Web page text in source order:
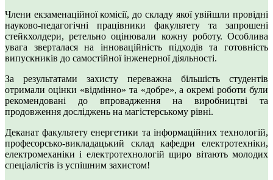
Члени екзаменаційної комісії, до складу якої увійшли провідні
науково-педагогічні працівники факультету та запрошені
стейкхолдери, ретельно оцінювали кожну роботу. Особлива
увага зверталася на інноваційність підходів та готовність
випускників до самостійної інженерної діяльності.
За результатами захисту переважна більшість студентів
отримали оцінки «відмінно» та «добре», а окремі роботи були
рекомендовані до впровадження на виробництві та
продовження досліджень на магістерському рівні.
Деканат факультету енергетики та інформаційних технологій,
професорсько-викладацький склад кафедри електротехніки,
електромеханіки і електротехнологій щиро вітають молодих
спеціалістів із успішним захистом!